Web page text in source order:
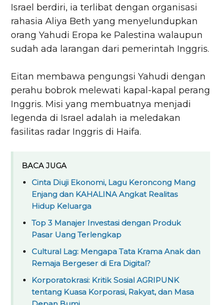
Israel berdiri, ia terlibat dengan organisasi
rahasia Aliya Beth yang menyelundupkan
orang Yahudi Eropa ke Palestina walaupun
sudah ada larangan dari pemerintah Inggris.
Eitan membawa pengungsi Yahudi dengan
perahu bobrok melewati kapal-kapal perang
Inggris. Misi yang membuatnya menjadi
legenda di Israel adalah ia meledakan
fasilitas radar Inggris di Haifa.
BACA JUGA
Cinta Diuji Ekonomi, Lagu Keroncong Mang
Enjang dan KAHALINA Angkat Realitas
Hidup Keluarga
Top 3 Manajer Investasi dengan Produk
Pasar Uang Terlengkap
Cultural Lag: Mengapa Tata Krama Anak dan
Remaja Bergeser di Era Digital?
Korporatokrasi: Kritik Sosial AGRIPUNK
tentang Kuasa Korporasi, Rakyat, dan Masa